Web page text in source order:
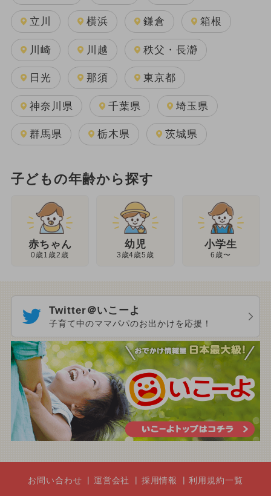
立川 横浜 鎌倉 箱根
川崎 川越 秩父・長瀞
日光 那須 東京都
神奈川県 千葉県 埼玉県
群馬県 栃木県 茨城県
子どもの年齢から探す
赤ちゃん
0歳1歳2歳
幼児
3歳4歳5歳
小学生
6歳〜
Twitter＠いこーよ
子育て中のママパパのお出かけを応援！
お問い合わせ 運営会社 採用情報 利用規約一覧